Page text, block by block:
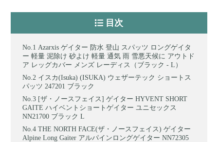
目次
Azarxis ゲイター 防水 登山 スパッツ ロングゲイタ
ー 軽量 泥除け 砂よけ 軽量 通気 雨 雪悪天候に アウトド
ア レッグカバー メンズ レーディス（ブラック - L）
イスカ(Isuka) (ISUKA) ウェザーテック ショートス
パッツ 247201 ブラック
[ザ・ノースフェイス] ゲイター HYVENT SHORT
GAITE ハイベントショートゲイター ユニセックス
NN21700 ブラック L
THE NORTH FACE(ザ・ノースフェイス) ゲイター
Alpine Long Gaiter アルパインロングゲイター NN72305